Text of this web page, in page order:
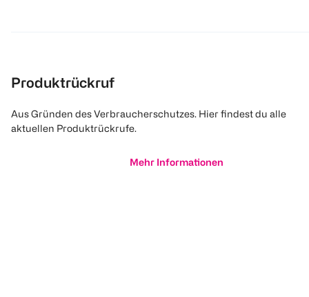
Produktrückruf
Aus Gründen des Verbraucherschutzes. Hier findest du alle
aktuellen Produktrückrufe.
Mehr Informationen